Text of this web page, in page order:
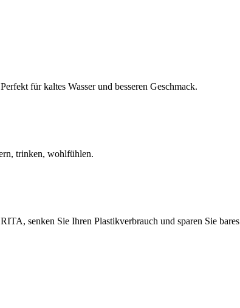
für kaltes Wasser und besseren Geschmack.
trinken, wohlfühlen.
senken Sie Ihren Plastikverbrauch und sparen Sie bares